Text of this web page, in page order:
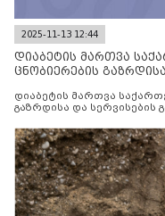
2025-11-13 12:44
დიაბეტის მართვა
ცნობიერების
დიაბეტის მართვა
გაზრდისა და სერვისების